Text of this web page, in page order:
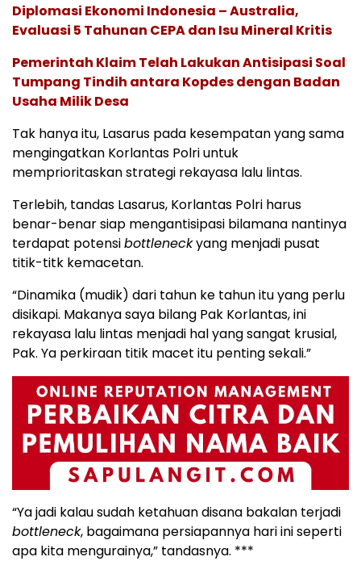
Diplomasi Ekonomi Indonesia – Australia,
Evaluasi 5 Tahunan CEPA dan Isu Mineral Kritis
Pemerintah Klaim Telah Lakukan Antisipasi Soal
Tumpang Tindih antara Kopdes dengan Badan
Usaha Milik Desa
Tak hanya itu, Lasarus pada kesempatan yang sama
mengingatkan Korlantas Polri untuk
memprioritaskan strategi rekayasa lalu lintas.
Terlebih, tandas Lasarus, Korlantas Polri harus
benar-benar siap mengantisipasi bilamana nantinya
terdapat potensibottleneckyang menjadi pusat
titik-titk kemacetan.
“Dinamika (mudik) dari tahun ke tahun itu yang perlu
disikapi. Makanya saya bilang Pak Korlantas, ini
rekayasa lalu lintas menjadi hal yang sangat krusial,
Pak. Ya perkiraan titik macet itu penting sekali.”
“Ya jadi kalau sudah ketahuan disana bakalan terjadi
bottleneck, bagaimana persiapannya hari ini seperti
apa kita mengurainya,” tandasnya. ***